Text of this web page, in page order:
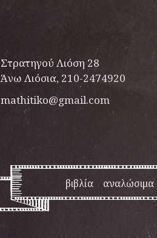
Στρατηγού Λιόση 28
Άνω Λιόσια, 210-2474920
mathitiko@gmail.com
βιβλία αναλώσιμα